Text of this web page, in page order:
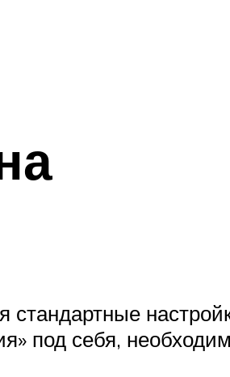
под себя,